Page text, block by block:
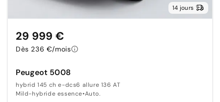
14 jours
Peugeot 5008
hybrid 145 ch e-dcs6 allure 136 AT
Mild-hybride essence•Auto.
29 999 €
Dès 236 €/mois